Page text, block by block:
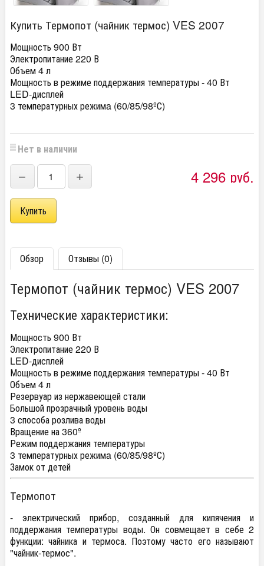
Купить Термопот (чайник термос) VES 2007
Мощность 900 Вт
Электропитание 220 В
Объем 4 л
Мощность в режиме поддержания температуры - 40 Вт
LED-дисплей
3 температурных режимa (60/85/98ºС)
Нет в наличии
− + 4 296 руб.
Обзор Отзывы (0)
Термопот (чайник термос) VES 2007
Технические характеристики:
Мощность 900 Вт
Электропитание 220 В
LED-дисплей
Мощность в режиме поддержания температуры - 40 Вт
Объем 4 л
Резервуар из нержавеющей стали
Большой прозрачный уровень воды
3 способа розлива воды
Вращение на 360º
Режим поддержания температуры
3 температурных режимa (60/85/98ºС)
Замок от детей
Термопот
- электрический прибор, созданный для кипячения и
поддержания температуры воды. Он совмещает в себе 2
функции: чайника и термоса. Поэтому часто его называют
"чайник-термос".